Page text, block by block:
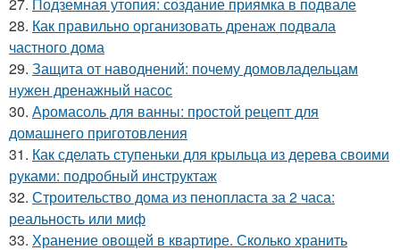
27. Подземная утопия: создание приямка в подвале
28. Как правильно организовать дренаж подвала
частного дома
29. Защита от наводнений: почему домовладельцам
нужен дренажный насос
30. Аромасоль для ванны: простой рецепт для
домашнего приготовления
31. Как сделать ступеньки для крыльца из дерева своими
руками: подробный инструктаж
32. Строительство дома из пенопласта за 2 часа:
реальность или миф
33. Хранение овощей в квартире. Сколько хранить